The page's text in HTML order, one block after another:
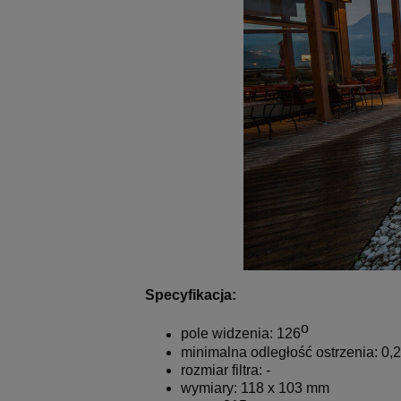
Specyfikacja:
pole widzenia: 126o
minimalna odległość ostrzenia:
rozmiar filtra: -
wymiary: 118 x 103 mm